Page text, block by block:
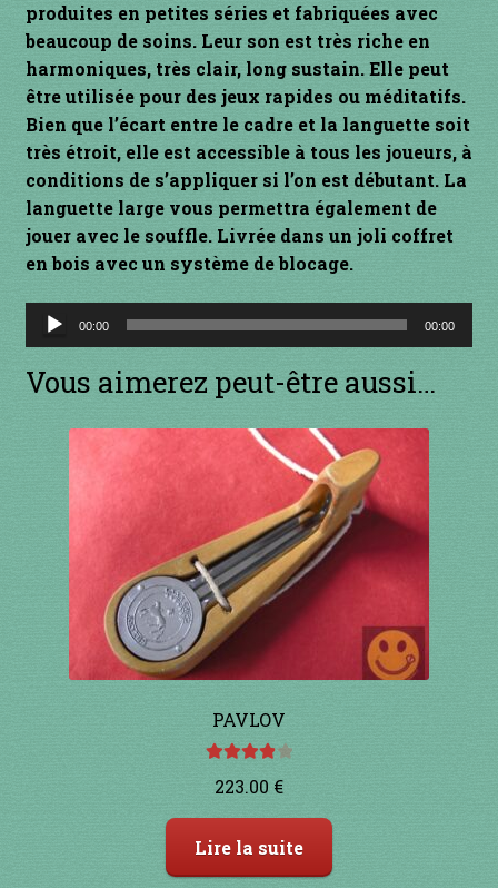
je suis débutant
Liens
Mon Compte
Newsletter
par prix
1 à 10€
21 à 30€
41 à 50€
produites en petites séries et fabriquées avec
beaucoup de soins. Leur son est très riche en
harmoniques, très clair, long sustain. Elle peut
être utilisée pour des jeux rapides ou méditatifs.
Bien que l’écart entre le cadre et la languette soit
très étroit, elle est accessible à tous les joueurs, à
conditions de s’appliquer si l’on est débutant. La
languette large vous permettra également de
jouer avec le souffle. Livrée dans un joli coffret
en bois avec un système de blocage.
Lecteur
audio
00:00 00:00
Vous aimerez peut-être aussi…
PAVLOV
223.00 €
Lire la suite